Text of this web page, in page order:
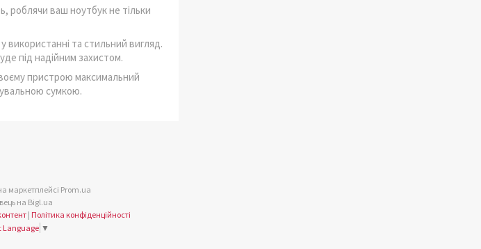
роблячи ваш ноутбук не тільки
використанні та стильний вигляд.
під надійним захистом.
пристрою максимальний
сумкою.
маркетплейсі Prom.ua
на Bigl.ua
| Політика конфіденційності
Language ▼